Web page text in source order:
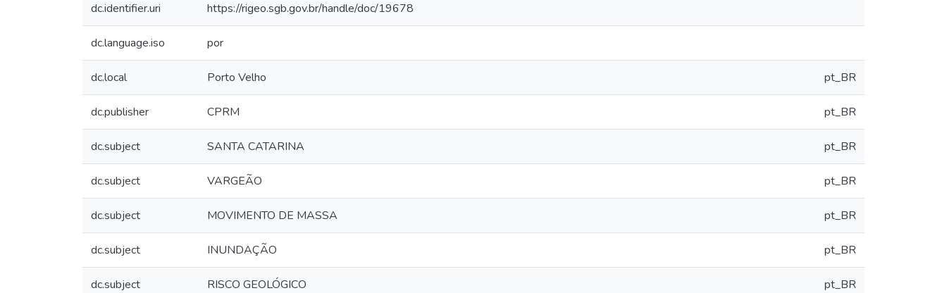
dc.identifier.uri https://rigeo.sgb.gov.br/handle/doc/19678
dc.language.iso por
dc.local Porto Velho pt_BR
dc.publisher CPRM pt_BR
dc.subject SANTA CATARINA pt_BR
dc.subject VARGEÃO pt_BR
dc.subject MOVIMENTO DE MASSA pt_BR
dc.subject INUNDAÇÃO pt_BR
dc.subject RISCO GEOLÓGICO pt_BR